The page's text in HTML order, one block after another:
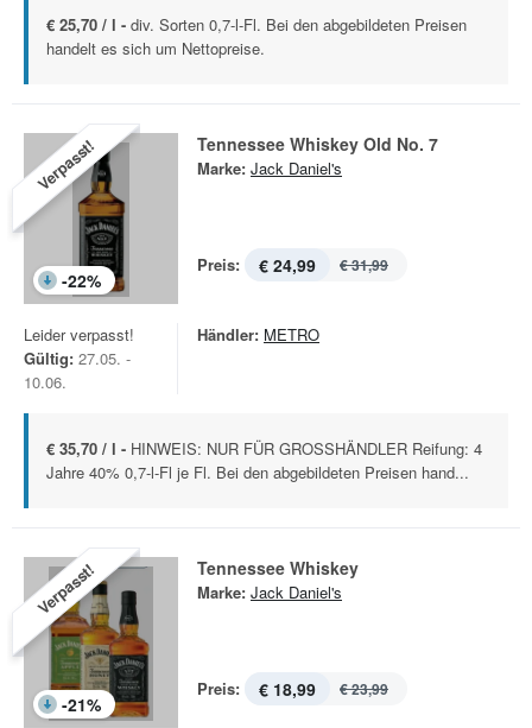
€ 25,70 / l - div. Sorten 0,7-l-Fl. Bei den abgebildeten Preisen
handelt es sich um Nettopreise.
Verpasst!
-22%
Tennessee Whiskey Old No. 7
Marke: Jack Daniel's
Preis: € 24,99 € 31,99
Leider verpasst!
Gültig: 27.05. -
10.06.
Händler: METRO
€ 35,70 / l - HINWEIS: NUR FÜR GROSSHÄNDLER Reifung: 4
Jahre 40% 0,7-l-Fl je Fl. Bei den abgebildeten Preisen hand...
Verpasst!
-21%
Tennessee Whiskey
Marke: Jack Daniel's
Preis: € 18,99 € 23,99